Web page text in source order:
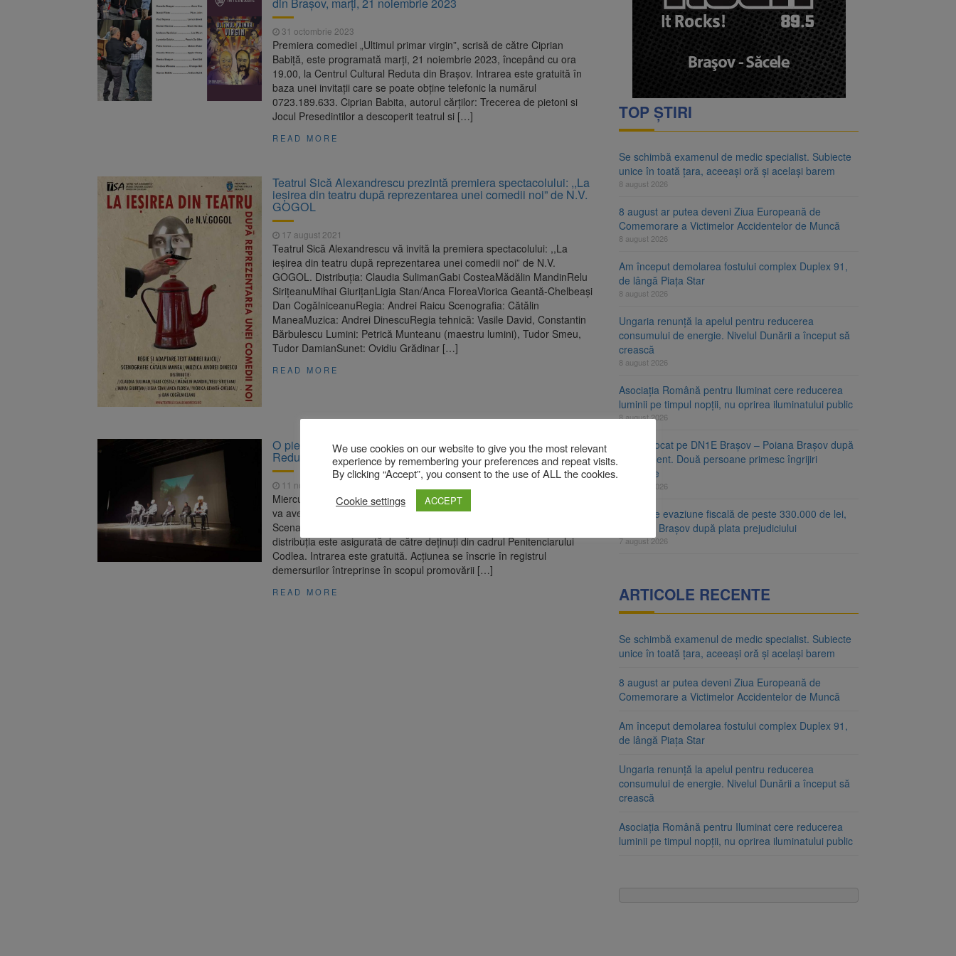
7 august 2026
Trafic blocat pe DN1E Brașov – Poiana Brașov după un accident. Două persoane primesc îngrijiri
medicale
8 august 2026 Se schimbă examenul de medic specialist. Subiecte unice în toată țara, aceeași oră și același barem
31 octombrie 2023
Premiera comediei „Ultimul primar virgin”, scrisă de către Ciprian
Babiță, este programată marți, 21 noiembrie 2023, începând cu ora
19.00, la Centrul Cultural Reduta din Brașov. Intrarea este gratuită în
baza unei invitații care se poate obține telefonic la numărul
0723.189.633. Ciprian Babita, autorul cărților: Trecerea de pietoni si
Jocul Presedintilor a descoperit teatrul si […]
READ MORE
Teatrul Sică Alexandrescu prezintă premiera spectacolului: ,,La
ieșirea din teatru după reprezentarea unei comedii noi” de N.V.
GOGOL
17 august 2021
Teatrul Sică Alexandrescu vă invită la premiera spectacolului: ,,La
ieșirea din teatru după reprezentarea unei comedii noi” de N.V.
GOGOL. Distribuția: Claudia SulimanGabi CosteaMădălin MandinRelu
SirițeanuMihai GiurițanLigia Stan/Anca FloreaViorica Geantă-Chelbeași
Dan CogălniceanuRegia: Andrei Raicu Scenografia: Cătălin
ManeaMuzica: Andrei DinescuRegia tehnică: Vasile David, Constantin
Bărbulescu Lumini: Petrică Munteanu (maestru lumini), Tudor Smeu,
Tudor DamianSunet: Ovidiu Grădinar […]
READ MORE
O piesă de teatru pe care nu trebuie să o ratați, miercuri, la
Reduta. Intrare liberă
11 noiembrie 2019
Miercuri, 13.11.2019, ora 18:00, la Centrul Cultural Reduta, din Braşov,
va avea loc piesa de teatru „Fagăduiala” de Friedrich Durrenmatt.
Scenariul şi regia au fost realizate de către regizorul Gabriel Costea, iar
distribuţia este asigurată de către deţinuţi din cadrul Penitenciarului
Codlea. Intrarea este gratuită. Acţiunea se înscrie în registrul
demersurilor întreprinse în scopul promovării […]
READ MORE
TOP ȘTIRI
Se schimbă examenul de medic specialist. Subiecte
unice în toată țara, aceeași oră și același barem
8 august 2026
8 august ar putea deveni Ziua Europeană de
Comemorare a Victimelor Accidentelor de Muncă
8 august 2026
Am început demolarea fostului complex Duplex 91,
de lângă Piața Star
8 august 2026
Ungaria renunță la apelul pentru reducerea
consumului de energie. Nivelul Dunării a început să
crească
8 august 2026
Asociația Română pentru Iluminat cere reducerea
luminii pe timpul nopții, nu oprirea iluminatului public
8 august 2026
Trafic blocat pe DN1E Brașov – Poiana Brașov după
un accident. Două persoane primesc îngrijiri
medicale
7 august 2026
Dosar de evaziune fiscală de peste 330.000 de lei,
clasat la Brașov după plata prejudiciului
7 august 2026
ARTICOLE RECENTE
Se schimbă examenul de medic specialist. Subiecte
unice în toată țara, aceeași oră și același barem
8 august ar putea deveni Ziua Europeană de
Comemorare a Victimelor Accidentelor de Muncă
Am început demolarea fostului complex Duplex 91,
de lângă Piața Star
Ungaria renunță la apelul pentru reducerea
consumului de energie. Nivelul Dunării a început să
crească
Asociația Română pentru Iluminat cere reducerea
luminii pe timpul nopții, nu oprirea iluminatului public
We use cookies on our website to give you the most relevant
experience by remembering your preferences and repeat visits.
By clicking “Accept”, you consent to the use of ALL the cookies.
Cookie settings
ACCEPT